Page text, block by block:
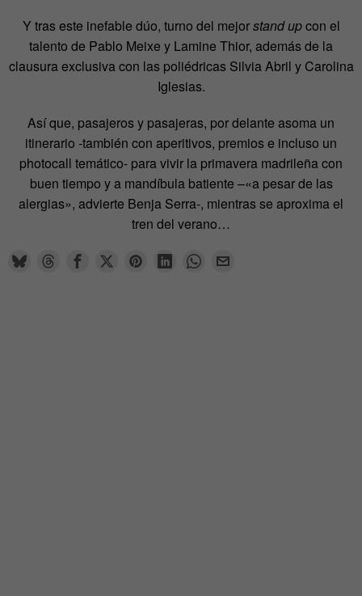
Y tras este inefable dúo, turno del mejorstand upcon el
talento de Pablo Meixe y Lamine Thior, además de la
clausura exclusiva con las poliédricas Silvia Abril y Carolina
Iglesias.
Así que, pasajeros y pasajeras, por delante asoma un
itinerario -también con aperitivos, premios e incluso un
photocall temático- para vivir la primavera madrileña con
buen tiempo y a mandíbula batiente –«a pesar de las
alergias», advierte Benja Serra-, mientras se aproxima el
tren del verano…